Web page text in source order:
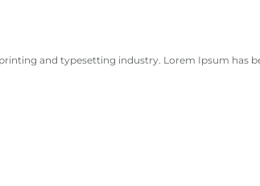
and typesetting industry. Lorem Ipsum has